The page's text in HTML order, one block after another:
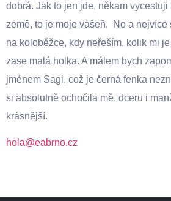
dobrá. Jak to jen jde, někam
země, to je moje vášeň. No a
na koloběžce, kdy neřeším, kolik mi
zase malá holka. A málem bych
jménem Sagi, což je černá fenka
si absolutně ochočila mě, dceru i
krásnější.
hola@eabrno.cz